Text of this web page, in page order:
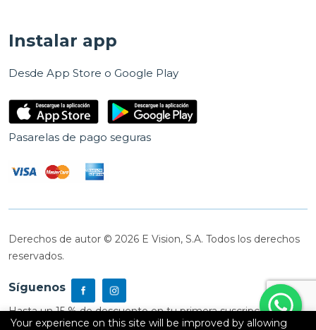
Instalar app
Desde App Store o Google Play
Pasarelas de pago seguras
Derechos de autor © 2026 E Vision, S.A. Todos los derechos
reservados.
Síguenos
Hasta un 15 % de descuento en tu primera suscripción
Your experience on this site will be improved by allowing